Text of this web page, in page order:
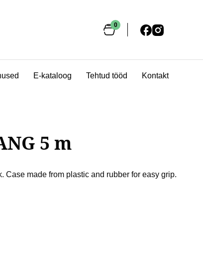
Touch device users, explore by touch or with swipe
0
E-kataloog Tehtud tööd Kontakt
5 m
Case made from plastic and rubber for easy grip.